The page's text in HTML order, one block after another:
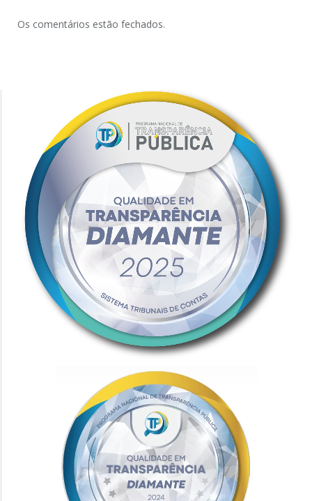
Os comentários estão fechados.